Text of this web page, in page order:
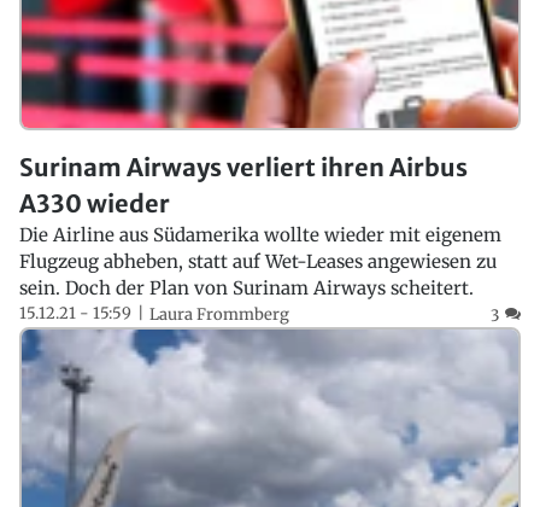
Surinam Airways verliert ihren Airbus
A330 wieder
Die Airline aus Südamerika wollte wieder mit eigenem
Flugzeug abheben, statt auf Wet-Leases angewiesen zu
sein. Doch der Plan von Surinam Airways scheitert.
15.12.21 - 15:59 Laura Frommberg 3